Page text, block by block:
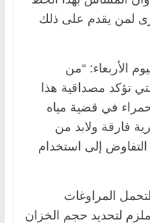
لمن يقدم على ذلك
الأربعاء: “من
تؤكد مصداقية هذا
في قضية مياه
فارقة ولابد من
إلى استخدام
المراوغات
ملزم لتحديد حجم الخزان